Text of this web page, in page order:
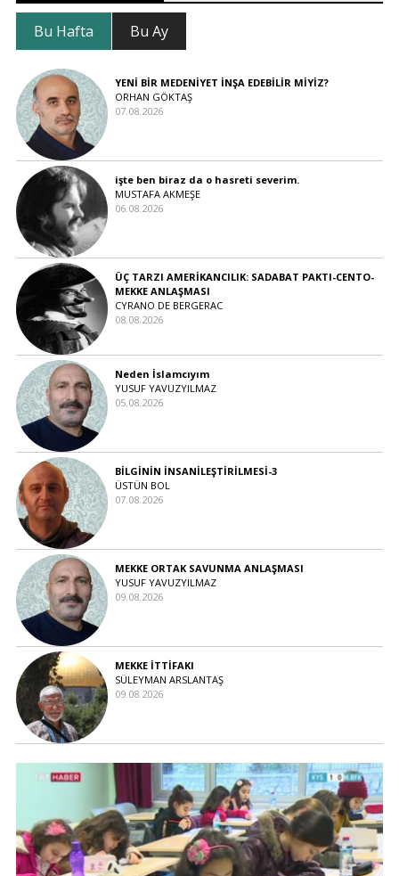
Bu Hafta Bu Ay
YENİ BİR MEDENİYET İNŞA EDEBİLİR MİYİZ?
ORHAN GÖKTAŞ
07.08.2026
işte ben biraz da o hasreti severim.
MUSTAFA AKMEŞE
06.08.2026
ÜÇ TARZI AMERİKANCILIK: SADABAT PAKTI-CENTO-
MEKKE ANLAŞMASI
CYRANO DE BERGERAC
08.08.2026
Neden İslamcıyım
YUSUF YAVUZYILMAZ
05.08.2026
BİLGİNİN İNSANİLEŞTİRİLMESİ-3
ÜSTÜN BOL
07.08.2026
MEKKE ORTAK SAVUNMA ANLAŞMASI
YUSUF YAVUZYILMAZ
09.08.2026
MEKKE İTTİFAKI
SÜLEYMAN ARSLANTAŞ
09.08.2026